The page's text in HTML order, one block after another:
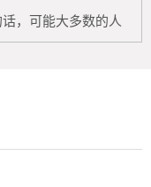
暖基本上也有着更
况下，大家想要了